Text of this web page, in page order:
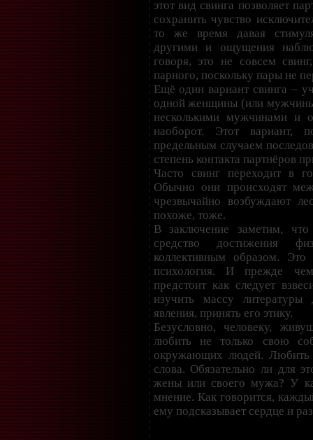
этот вид свинга позволяет
сохранить чувство
то же время давая
другими и ощущения
говоря, это не совсем
парного, поскольку пары не
Ещё один вариант свинга –
одной женщины (или
несколькими мужчинами и
наоборот. Этот вариант,
предельным случаем
степень контакта партнёров
Часто свинг переходит в
Обычно они происходят
чрезвычайно возбуждают
похоже, тоже.
В заключение заметим,
средство достижения
коллективным образом.
психология. И прежде
предстоит как следует
изучить массу
явления, принять его этику.
Безусловно, человеку,
любить не только свою
окружающих людей. Любить
слова. Обязательно ли для
жены или своего мужа? У
мнение. Как говорится,
ему подсказывает сердце и